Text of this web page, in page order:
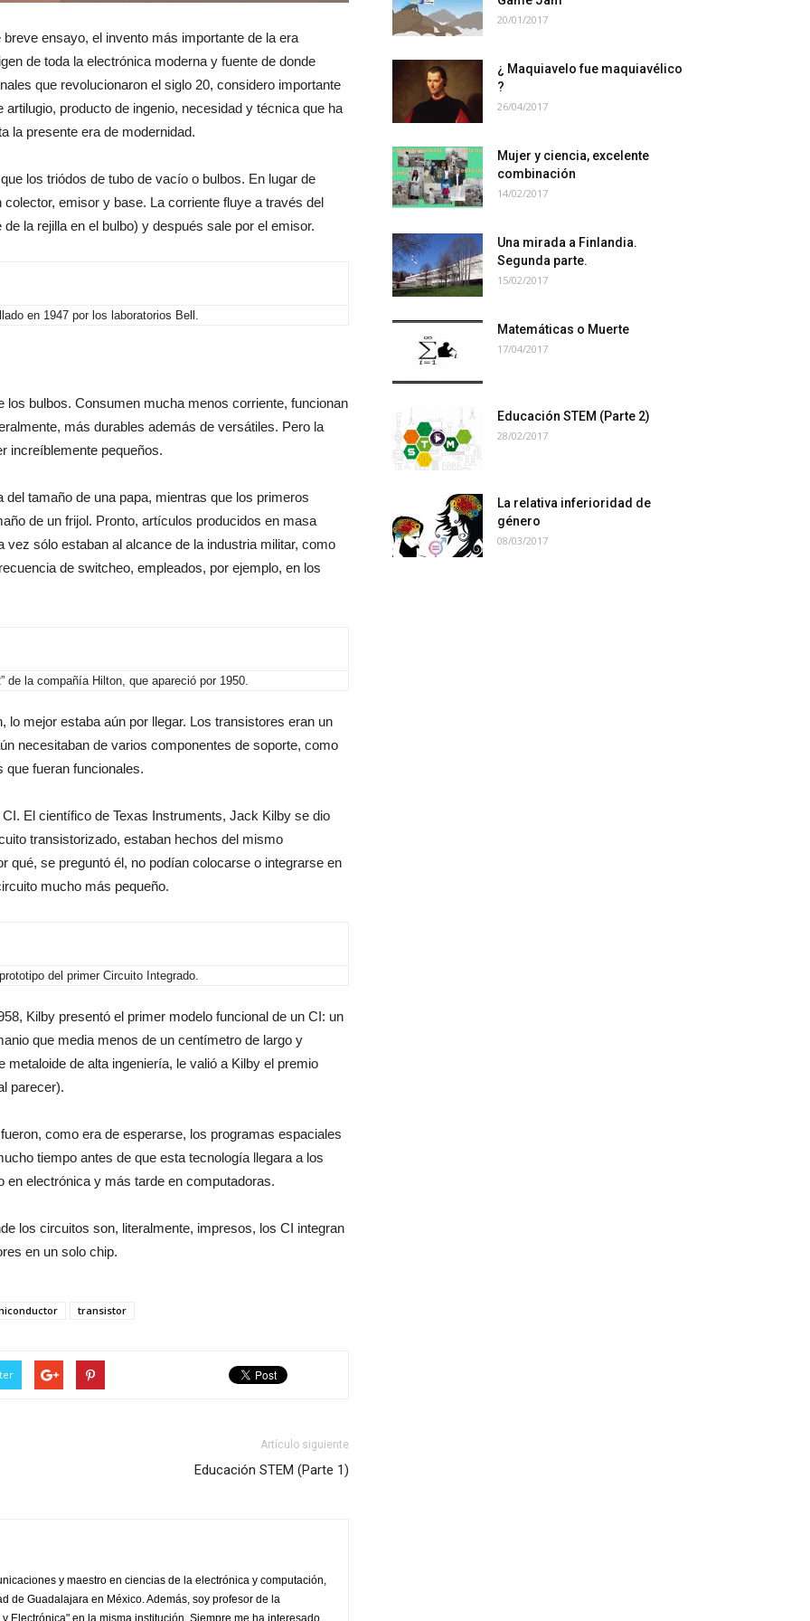
ensayo, el invento más importante de la era
de toda la electrónica moderna y fuente de donde
que revolucionaron el siglo 20, considero importante
producto de ingenio, necesidad y técnica que ha
la presente era de modernidad.
los triódos de tubo de vacío o bulbos. En lugar de
emisor y base. La corriente fluye a través del
la rejilla en el bulbo) y después sale por el emisor.
en 1947 por los laboratorios Bell.
bulbos. Consumen mucha menos corriente, funcionan
más durables además de versátiles. Pero la
increíblemente pequeños.
tamaño de una papa, mientras que los primeros
de un frijol. Pronto, artículos producidos en masa
sólo estaban al alcance de la industria militar, como
de switcheo, empleados, por ejemplo, en los
de la compañía Hilton, que apareció por 1950.
lo mejor estaba aún por llegar. Los transistores eran un
necesitaban de varios componentes de soporte, como
fueran funcionales.
El científico de Texas Instruments, Jack Kilby se dio
transistorizado, estaban hechos del mismo
qué, se preguntó él, no podían colocarse o integrarse en
mucho más pequeño.
del primer Circuito Integrado.
Kilby presentó el primer modelo funcional de un CI: un
que media menos de un centímetro de largo y
de alta ingeniería, le valió a Kilby el premio
parecer).
como era de esperarse, los programas espaciales
tiempo antes de que esta tecnología llegara a los
electrónica y más tarde en computadoras.
los circuitos son, literalmente, impresos, los CI integran
en un solo chip.
transistor
Artículo siguiente
Educación STEM (Parte 1)
y maestro en ciencias de la electrónica y computación,
de Guadalajara en México. Además, soy profesor de la
Electrónica" en la misma institución. Siempre me ha interesado
20/01/2017
¿ Maquiavelo fue maquiavélico
?
26/04/2017
Mujer y ciencia, excelente
combinación
14/02/2017
Una mirada a Finlandia.
Segunda parte.
15/02/2017
Matemáticas o Muerte
17/04/2017
Educación STEM (Parte 2)
28/02/2017
La relativa inferioridad de
género
08/03/2017